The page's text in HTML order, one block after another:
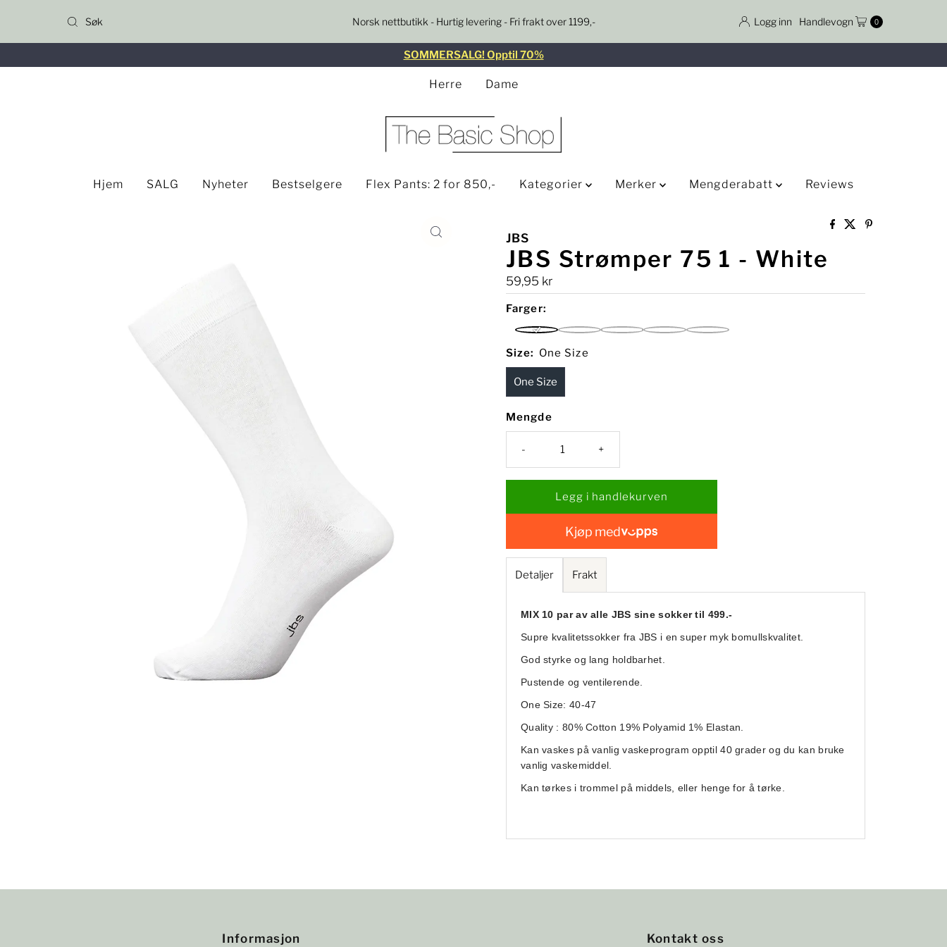
Gå til innhold Norsk nettbutikk - Hurtig levering - Fri frakt over 1199,- Logg inn Handlevogn 0
SOMMERSALG! Opptil 70%
Herre Dame
Hjem SALG Nyheter Bestselgere Flex Pants: 2 for 850,- Kategorier Merker Mengderabatt Reviews
JBS
JBS Strømper 75 1 - White
Ordinær
pris
59,95 kr
Farger:
White
Dark
Navy
Grey
Dark
Black
Size: One Size
One Size
Mengde
- +
Kjøp med
Detaljer Frakt
MIX 10 par av alle JBS sine sokker til 499.-
Supre kvalitetssokker fra JBS i en super myk bomullskvalitet.
God styrke og lang holdbarhet.
Pustende og ventilerende.
One Size: 40-47
Quality : 80% Cotton 19% Polyamid 1% Elastan.
Kan vaskes på vanlig vaskeprogram opptil 40 grader og du kan bruke
vanlig vaskemiddel.
Kan tørkes i trommel på middels, eller henge for å tørke.
Informasjon Kontakt oss